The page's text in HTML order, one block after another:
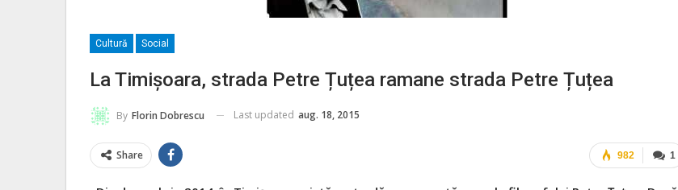
Cultură Social
La Timișoara, strada Petre Țuțea ramane strada Petre Țuțea
By Florin Dobrescu Last updated aug. 18, 2015
1
982
Share